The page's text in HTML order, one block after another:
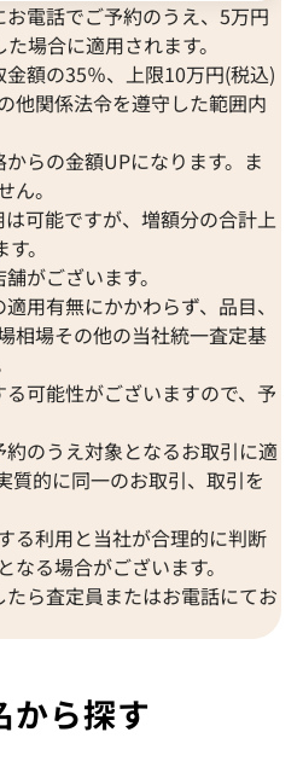
電話でご予約のうえ、5万円
場合に適用されます。
額の35％、上限10万円(税込)
他関係法令を遵守した範囲内
らの金額UPになります。ま
ん。
可能ですが、増額分の合計上
。
がございます。
用有無にかかわらず、品目、
相場その他の当社統一査定基
可能性がございますので、予
のうえ対象となるお取引に適
質的に同一のお取引、取引を
る利用と当社が合理的に判断
なる場合がございます。
ら査定員またはお電話にてお
から探す